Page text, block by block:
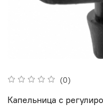
(0)
Капельница с